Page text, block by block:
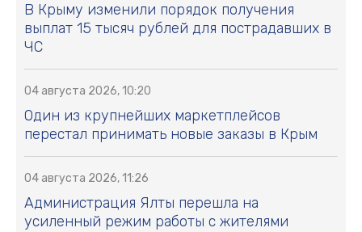
В Крыму изменили порядок получения
выплат 15 тысяч рублей для пострадавших в
ЧС
04 августа 2026, 10:20
Один из крупнейших маркетплейсов
перестал принимать новые заказы в Крым
04 августа 2026, 11:26
Администрация Ялты перешла на
усиленный режим работы с жителями